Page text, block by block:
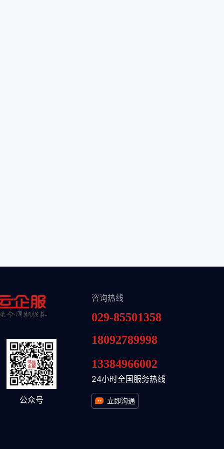
公众号
咨询热线
029-85501358
18092789998
13384966002
24小时全国服务热线
立即沟通